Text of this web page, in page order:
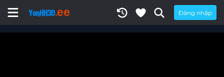
Đăng nhập